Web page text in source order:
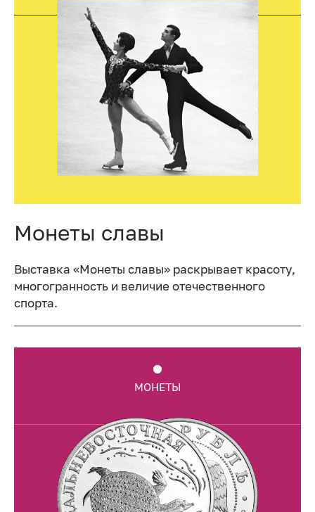
Монеты славы
Выставка «Монеты славы» раскрывает красоту,
многогранность и величие отечественного
спорта.
МОНЕТЫ